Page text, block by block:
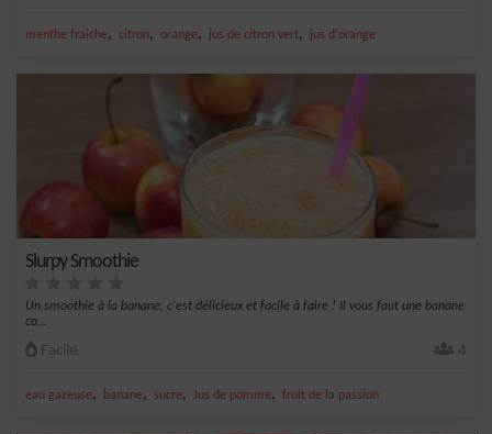
menthe fraîche, citron, orange, jus de citron vert, jus d'orange
Slurpy Smoothie
Un smoothie à la banane, c'est délicieux et facile à faire ! Il vous faut une banane
co...
Facile 4
eau gazeuse, banane, sucre, Jus de pomme, fruit de la passion